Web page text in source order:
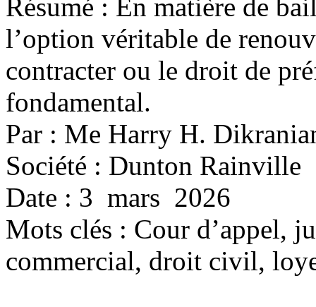
Résumé : En matière de
l’option véritable de
contracter ou le droit de
fondamental.
Par : Me Harry H.
Société : Dunton Rainville
Date : 3 mars 2026
Mots clés : Cour d’appel,
commercial, droit civil,